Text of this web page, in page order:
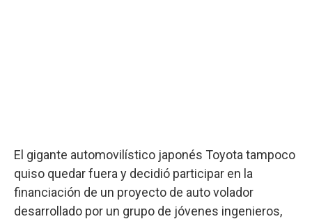
El gigante automovilístico japonés Toyota tampoco
quiso quedar fuera y decidió participar en la
financiación de un proyecto de auto volador
desarrollado por un grupo de jóvenes ingenieros,